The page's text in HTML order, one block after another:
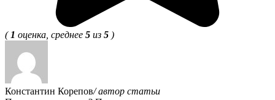
( 1 оценка, среднее 5 из 5 )
Константин Корепов/ автор статьи